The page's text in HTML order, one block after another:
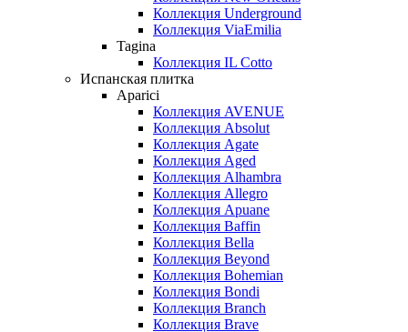
Коллекция Underground
Коллекция ViaEmilia
Tagina
Коллекция IL Cotto
Испанская плитка
Aparici
Коллекция AVENUE
Коллекция Absolut
Коллекция Agate
Коллекция Aged
Коллекция Alhambra
Коллекция Allegro
Коллекция Apuane
Коллекция Baffin
Коллекция Bella
Коллекция Beyond
Коллекция Bohemian
Коллекция Bondi
Коллекция Branch
Коллекция Brave